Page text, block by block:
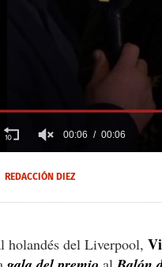
00:06 00:06
REDACCIÓN DIEZ
holandés del Liverpool,